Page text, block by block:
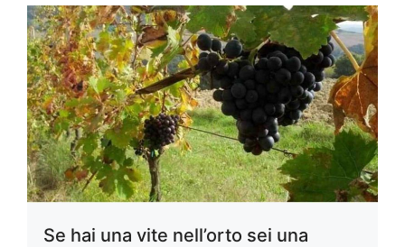
Se hai una vite nell’orto sei una